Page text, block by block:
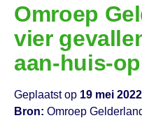
Omroep
vier
aan-huis-
Geplaatst op 19 mei 2022
Bron: Omroep